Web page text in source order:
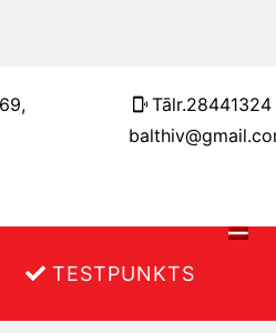
Tālr.28441324
TESTPUNKTS